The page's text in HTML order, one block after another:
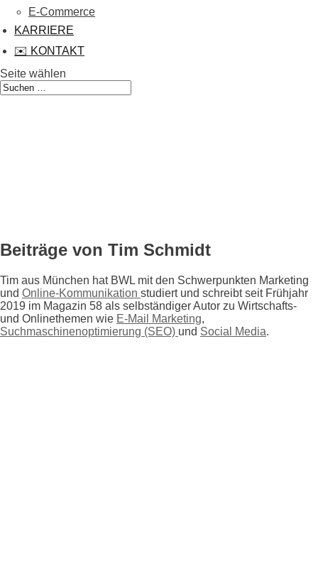
E-Commerce
KARRIERE
✉️ KONTAKT
Seite wählen
Beiträge von Tim Schmidt
Tim aus München hat BWL mit den Schwerpunkten Marketing
und Online-Kommunikation studiert und schreibt seit Frühjahr
2019 im Magazin 58 als selbständiger Autor zu Wirtschafts-
und Onlinethemen wie E-Mail Marketing,
Suchmaschinenoptimierung (SEO) und Social Media.